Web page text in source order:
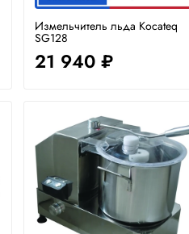
Измельчитель льда Kocateq
SG128
21 940 ₽